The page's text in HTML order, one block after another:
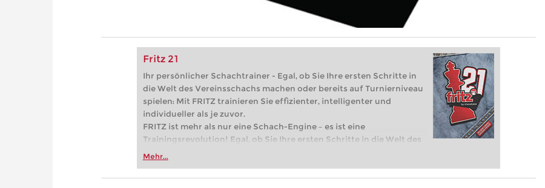
Fritz 21
Ihr persönlicher Schachtrainer - Egal, ob Sie Ihre ersten Schritte in
die Welt des Vereinsschachs machen oder bereits auf Turnierniveau
spielen: Mit FRITZ trainieren Sie effizienter, intelligenter und
individueller als je zuvor.
FRITZ ist mehr als nur eine Schach-Engine – es ist eine
Trainingsrevolution! Egal, ob Sie Ihre ersten Schritte in die Welt des
Vereinsschachs machen oder bereits auf Turnierniveau spielen: Mit
zuvor.
Mehr...